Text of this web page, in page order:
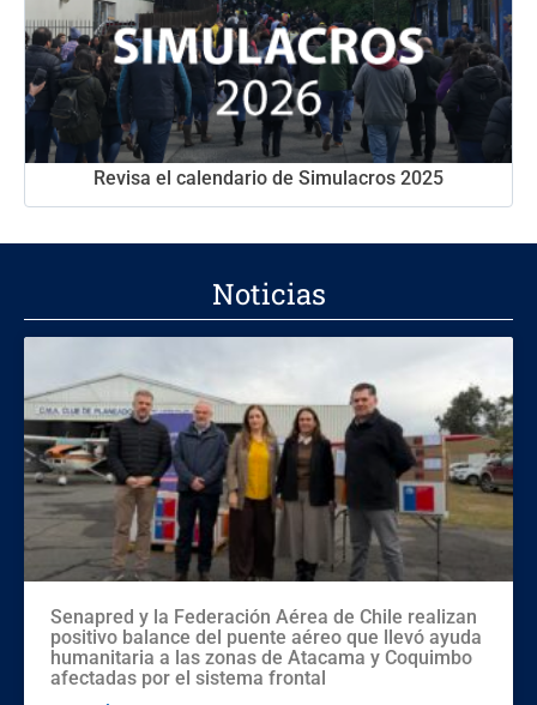
Revisa el calendario de Simulacros 2025
Noticias
Senapred y la Federación Aérea de Chile realizan
positivo balance del puente aéreo que llevó ayuda
humanitaria a las zonas de Atacama y Coquimbo
afectadas por el sistema frontal